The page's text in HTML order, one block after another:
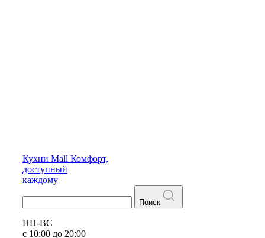
Кухни Mall Комфорт,
доступный
каждому
Поиск
ПН-ВС
с 10:00 до 20:00